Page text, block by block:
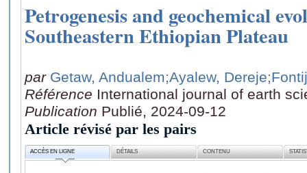
Petrogenesis and geochemical
Southeastern Ethiopian Plateau
par Getaw, Andualem;Ayalew, Dereje
Référence International journal of earth
Publication Publié, 2024-09-12
Article révisé par les pairs
ACCÈS EN LIGNE DÉTAILS CONTENU